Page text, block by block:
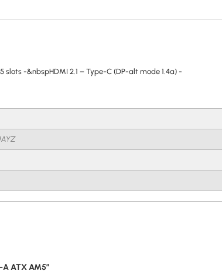
slots -&nbspHDMI 2.1 – Type-C (DP-alt mode 1.4a) -
ATX AM5”